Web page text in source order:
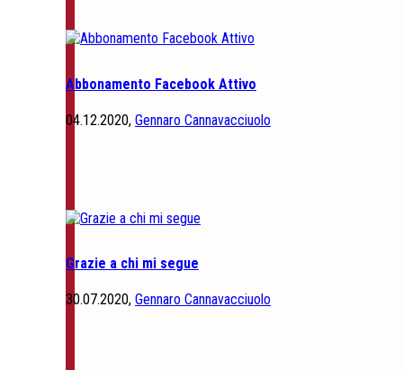
Abbonamento Facebook Attivo
04.12.2020, Gennaro Cannavacciuolo
Grazie a chi mi segue
30.07.2020, Gennaro Cannavacciuolo